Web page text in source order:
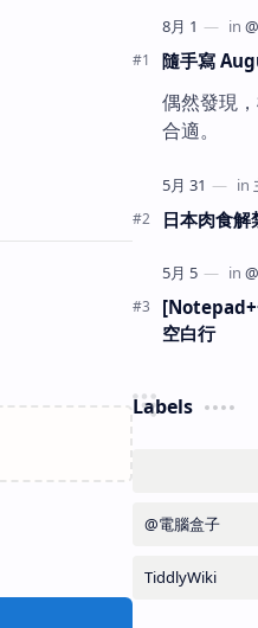
隨手寫
偶然發現
合適。
日本肉食
空白行
Labels